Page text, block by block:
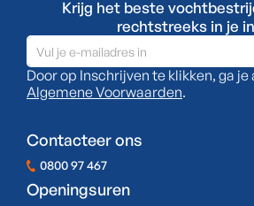
Krijg het beste
rechtstreeks in je
Door op Inschrijven te klikken, ga
Algemene Voorwaarden.
Contacteer ons
0800 97 467
Openingsuren